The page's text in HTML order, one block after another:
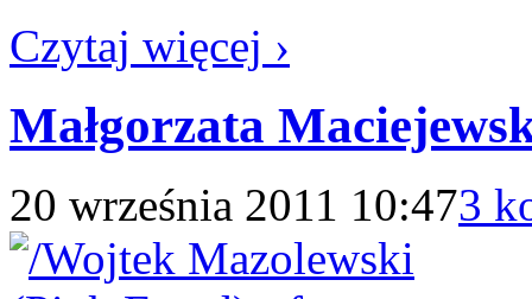
Czytaj więcej ›
Małgorzata
20 września 2011 10:473